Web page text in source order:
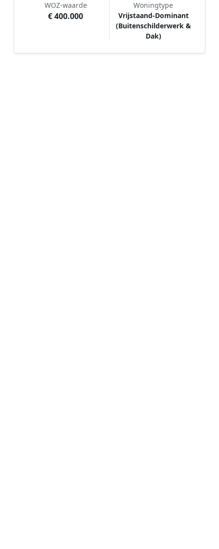
WOZ-waarde
€ 400.000
Woningtype
Vrijstaand-Dominant
(Buitenschilderwerk &
Dak)